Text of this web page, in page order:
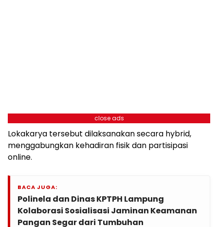
close ads
Lokakarya tersebut dilaksanakan secara hybrid,
menggabungkan kehadiran fisik dan partisipasi
online.
BACA JUGA:
Polinela dan Dinas KPTPH Lampung
Kolaborasi Sosialisasi Jaminan Keamanan
Pangan Segar dari Tumbuhan